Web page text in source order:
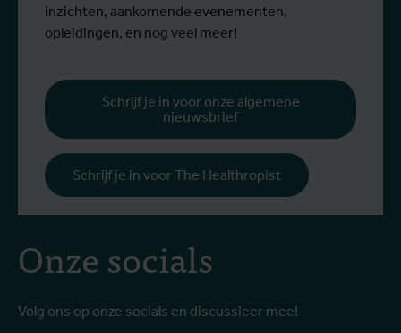
Onze socials
Volg ons op onze socials en discussieer mee!
inzichten, aankomende evenementen,
opleidingen, en nog veel meer!
Schrijf je in voor onze algemene
nieuwsbrief
Schrijf je in voor The Healthropist